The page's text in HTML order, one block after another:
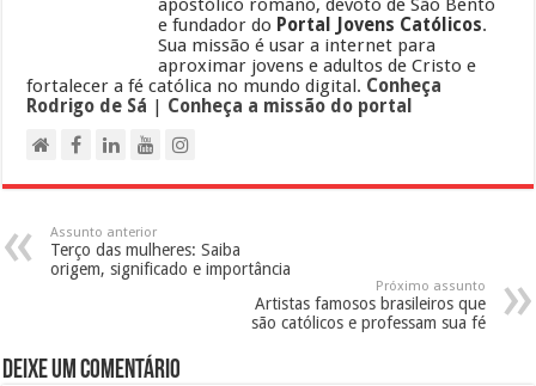
e fundador do Portal Jovens Católicos.
Sua missão é usar a internet para
aproximar jovens e adultos de Cristo e
fortalecer a fé católica no mundo digital. Conheça
Rodrigo de Sá | Conheça a missão do portal
Assunto anterior
Terço das mulheres: Saiba
origem, significado e importância
Próximo assunto
Artistas famosos brasileiros que
são católicos e professam sua fé
Deixe um comentário